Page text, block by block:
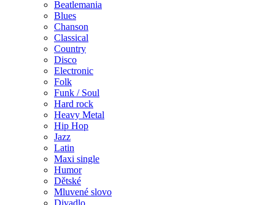
Beatlemania
Blues
Chanson
Classical
Country
Disco
Electronic
Folk
Funk / Soul
Hard rock
Heavy Metal
Hip Hop
Jazz
Latin
Maxi single
Humor
Dětské
Mluvené slovo
Divadlo